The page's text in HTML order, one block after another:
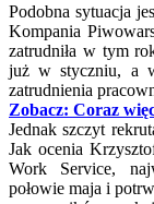
Podobna sytuacja
Kompania
zatrudniła w tym
już w styczniu, a
zatrudnienia
Zobacz: Coraz
Jednak szczyt
Jak ocenia
Work Service,
połowie maja i